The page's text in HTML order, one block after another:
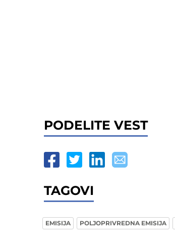
PODELITE VEST
TAGOVI
EMISIJA POLJOPRIVREDNA EMISIJA